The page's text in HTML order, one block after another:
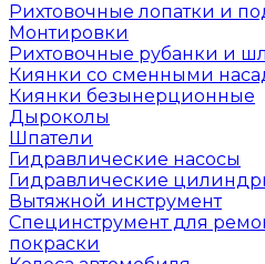
Рихтовочные лопатки и
Монтировки
Рихтовочные рубанки и
Киянки со сменными
Киянки безынерционные
Дыроколы
Шпатели
Гидравлические насосы
Гидравлические
Вытяжной инструмент
Специнструмент для
покраски